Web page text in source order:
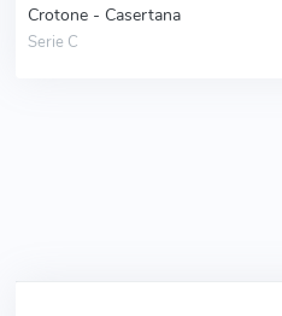
Crotone - Casertana
Serie C